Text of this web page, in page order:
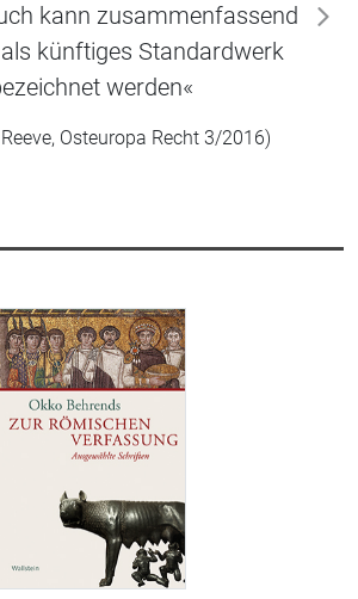
kann zusammenfassend
künftiges Standardwerk
werden«
Osteuropa Recht 3/2016)